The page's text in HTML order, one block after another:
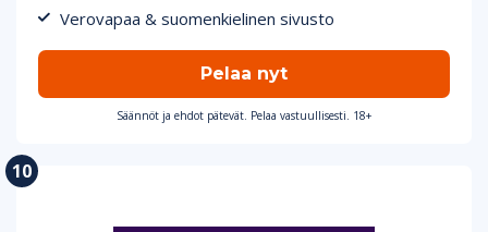
Verovapaa & suomenkielinen sivusto
Pelaa nyt
Säännöt ja ehdot pätevät. Pelaa vastuullisesti. 18+